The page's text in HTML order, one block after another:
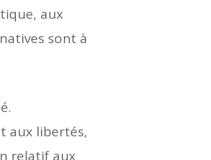
aux
sont à
aux libertés,
relatif aux